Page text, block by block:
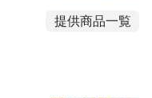
提供商品一覧